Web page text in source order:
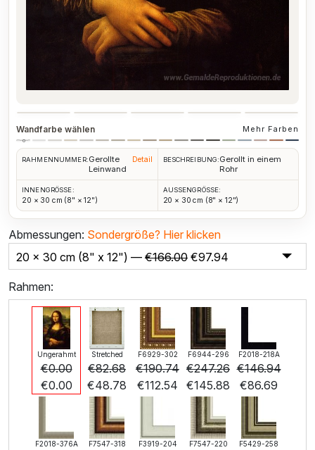
Wandfarbe wählen Mehr Farben
RAHMENNUMMER:Gerollte
Leinwand
Detail BESCHREIBUNG:Gerollt in einem
Rohr
INNENGRÖSSE:
20 × 30 cm (8" × 12")
AUSSENGRÖSSE:
20 × 30 cm (8" × 12")
Abmessungen: Sondergröße? Hier klicken
20 x 30 cm (8" x 12") — €166.00 €97.94
Rahmen:
Ungerahmt
€0.00
€0.00
Stretched
€82.68
€48.78
F6929-302
€190.74
€112.54
F6944-296
€247.26
€145.88
F2018-218A
€146.94
€86.69
F2018-376A F7547-318 F3919-204 F7547-220 F5429-258